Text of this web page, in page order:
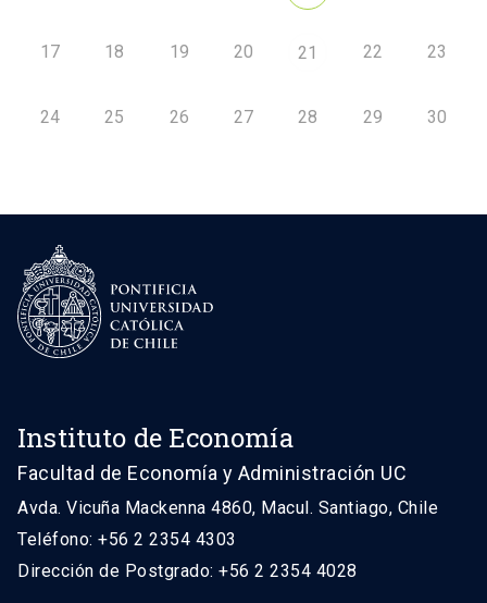
17 18 19 20 21 22 23
24 25 26 27 28 29 30
Instituto de Economía
Facultad de Economía y Administración UC
Avda. Vicuña Mackenna 4860, Macul. Santiago, Chile
Teléfono: +56 2 2354 4303
Dirección de Postgrado: +56 2 2354 4028